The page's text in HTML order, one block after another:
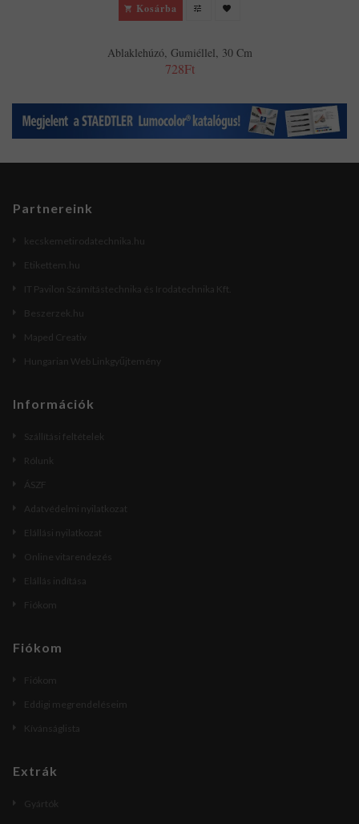
Kosárba
Ablaklehúzó, Gumiéllel, 30 Cm
728Ft
Partnereink
kecskemetirodatechnika.hu
Etikettem.hu
IT Pavilon Számítástechnika és Irodatechnika Kft.
Beszerzek.hu
Maped Creativ
Hungarian Web Linkgyűjtemény
Információk
Szállítási feltételek
Rólunk
ÁSZF
Adatvédelmi nyilatkozat
Elállási nyilatkozat
Online vitarendezés
Elállás indítása
Fiókom
Fiókom
Fiókom
Eddigi megrendeléseim
Kívánságlista
Extrák
Gyártók